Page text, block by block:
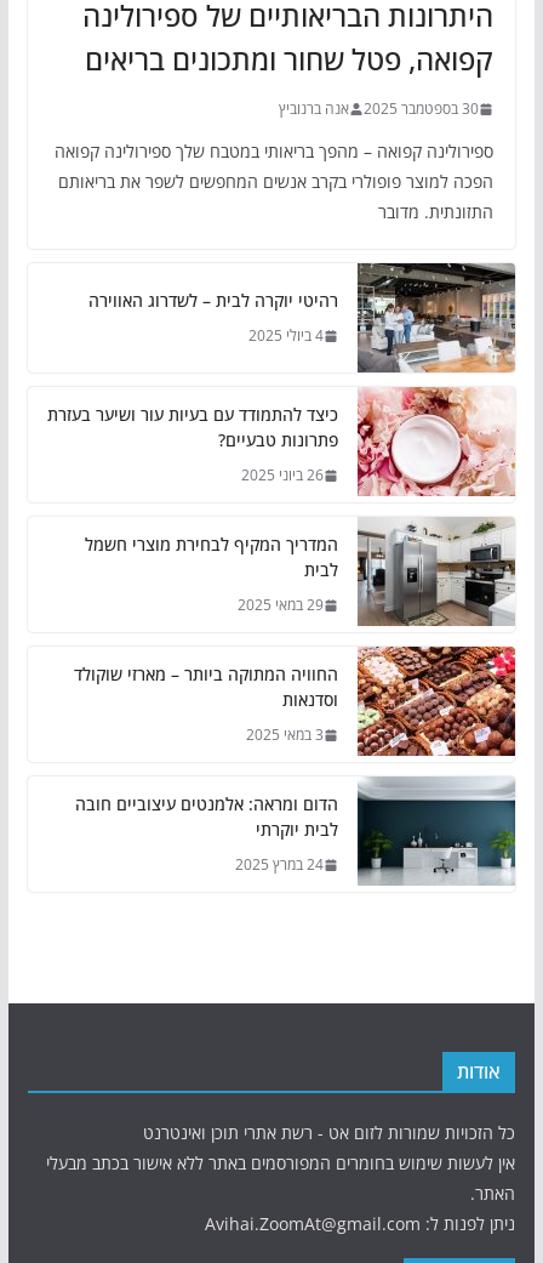
היתרונות הבריאותיים של ספירולינה
קפואה, פטל שחור ומתכונים בריאים
30 בספטמבר 2025 אנה ברנוביץ
ספירולינה קפואה – מהפך בריאותי במטבח שלך ספירולינה קפואה
הפכה למוצר פופולרי בקרב אנשים המחפשים לשפר את בריאותם
התזונתית. מדובר
רהיטי יוקרה לבית – לשדרוג האווירה
4 ביולי 2025
כיצד להתמודד עם בעיות עור ושיער בעזרת
פתרונות טבעיים?
26 ביוני 2025
המדריך המקיף לבחירת מוצרי חשמל
לבית
29 במאי 2025
החוויה המתוקה ביותר – מארזי שוקולד
וסדנאות
3 במאי 2025
הדום ומראה: אלמנטים עיצוביים חובה
לבית יוקרתי
24 במרץ 2025
אודות
כל הזכויות שמורות לזום אט - רשת אתרי תוכן ואינטרנט
אין לעשות שימוש בחומרים המפורסמים באתר ללא אישור בכתב מבעלי
האתר.
ניתן לפנות ל: Avihai.ZoomAt@gmail.com